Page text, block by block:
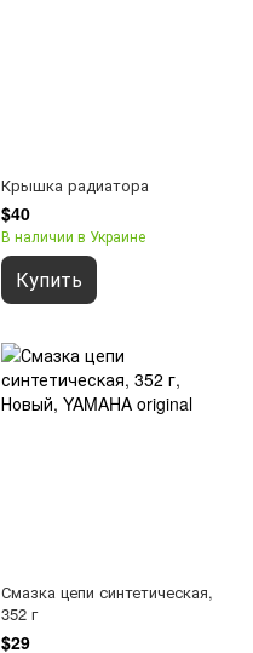
Крышка радиатора
$40
В наличии в Украине
Купить
Смазка цепи синтетическая,
352 г
$29